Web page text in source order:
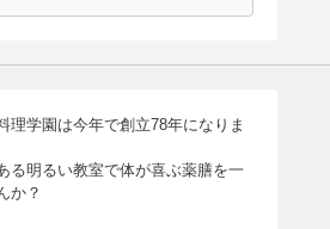
理学園は今年で創立78年になりま
る明るい教室で体が喜ぶ薬膳を一
か？